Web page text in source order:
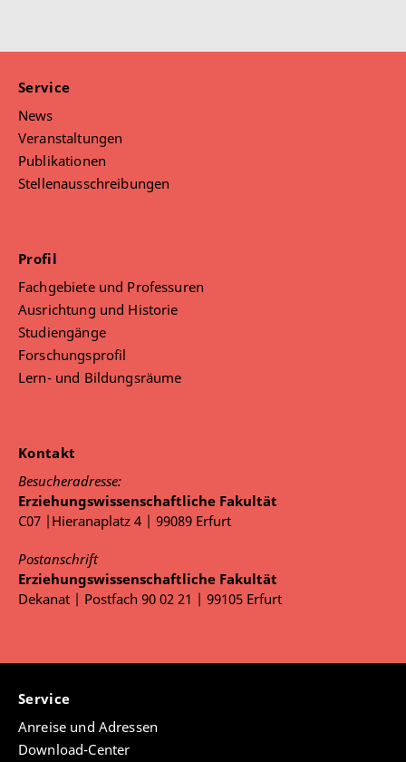
Studium haben, wenden Sie sich bitteper E-Mailan
Das Team von Beeinträchtigungen der Sprache und
Kommunikation
Service
News
Veranstaltungen
Publikationen
Stellenausschreibungen
Profil
Fachgebiete und Professuren
Ausrichtung und Historie
Studiengänge
Forschungsprofil
Lern- und Bildungsräume
Kontakt
Besucheradresse:
Erziehungswissenschaftliche Fakultät
C07 |Hieranaplatz 4 | 99089 Erfurt
Postanschrift
Erziehungswissenschaftliche Fakultät
Dekanat | Postfach 90 02 21 | 99105 Erfurt
Service
Anreise und Adressen
Download-Center